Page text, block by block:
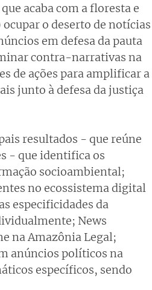
acaba com a floresta e
o deserto de notícias
em defesa da pauta
contra-narrativas na
de ações para amplificar a
junto à defesa da justiça
resultados - que reúne
- que identifica os
socioambiental;
no ecossistema digital
especificidades da
News
na Amazônia Legal;
anúncios políticos na
específicos, sendo